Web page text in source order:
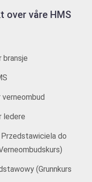
over våre HMS
bransje
ledere
Przedstawiciela do
(Grunnkurs